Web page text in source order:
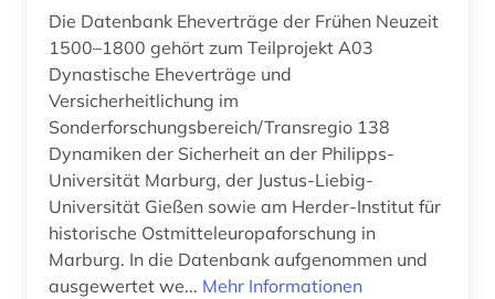
albrecht (1)
alfred escher (1)
algerien (1)
allgemeine kulturwissenschaft (1)
allgemeine sammelwerke (1)
Israel (36)
Italien (33)
Japan (7)
Jugoslawien (9)
Kanada (21)
Korea (3)
Kroatien (11)
Die Datenbank Eheverträge der Frühen Neuzeit
1500–1800 gehört zum Teilprojekt A03
Dynastische Eheverträge und
Versicherheitlichung im
Sonderforschungsbereich/Transregio 138
Dynamiken der Sicherheit an der Philipps-
Universität Marburg, der Justus-Liebig-
Universität Gießen sowie am Herder-Institut für
historische Ostmitteleuropaforschung in
Marburg. In die Datenbank aufgenommen und
ausgewertet we... Mehr Informationen